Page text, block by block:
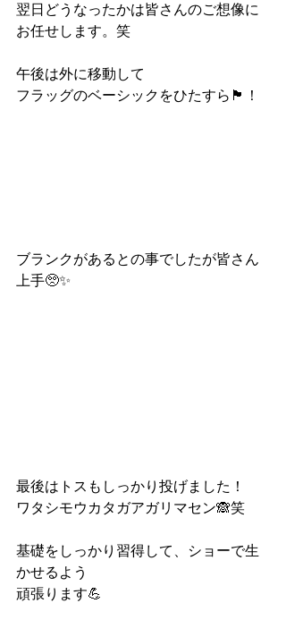
翌日どうなったかは皆さんのご想像に
お任せします。笑
午後は外に移動して
フラッグのベーシックをひたすら🏴！
ブランクがあるとの事でしたが皆さん
上手🥺✨
最後はトスもしっかり投げました！
ワタシモウカタガアガリマセン🙈笑
基礎をしっかり習得して、ショーで生
かせるよう
頑張ります💪